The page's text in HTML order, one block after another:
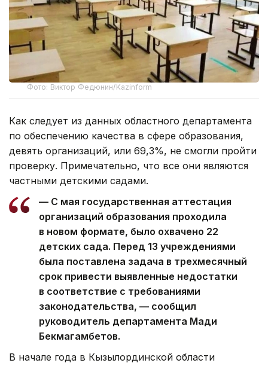
Фото: Виктор Федюнин/Kazinform
Как следует из данных областного департамента
по обеспечению качества в сфере образования,
девять организаций, или 69,3%, не смогли пройти
проверку. Примечательно, что все они являются
частными детскими садами.
— С мая государственная аттестация
организаций образования проходила
в новом формате, было охвачено 22
детских сада. Перед 13 учреждениями
была поставлена задача в трехмесячный
срок привести выявленные недостатки
в соответствие с требованиями
законодательства, — сообщил
руководитель департамента Мади
Бекмагамбетов.
В начале года в Кызылординской области